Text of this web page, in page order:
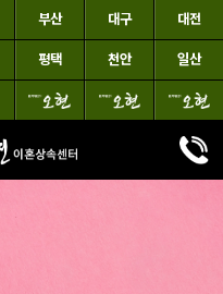
부산 대구 대전
평택 천안 일산